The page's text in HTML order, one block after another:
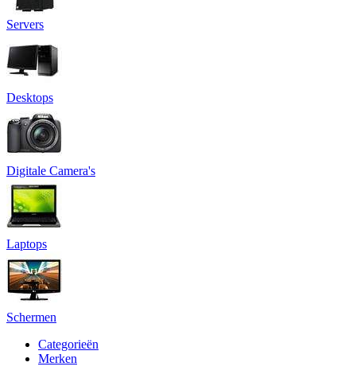
Servers
Desktops
Digitale Camera's
Laptops
Schermen
Categorieën
Merken